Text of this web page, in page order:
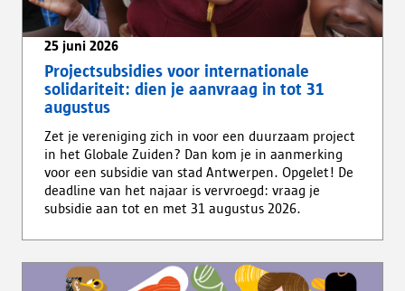
25 juni 2026
Projectsubsidies voor internationale
solidariteit: dien je aanvraag in tot 31
augustus
Zet je vereniging zich in voor een duurzaam project
in het Globale Zuiden? Dan kom je in aanmerking
voor een subsidie van stad Antwerpen. Opgelet! De
deadline van het najaar is vervroegd: vraag je
subsidie aan tot en met 31 augustus 2026.